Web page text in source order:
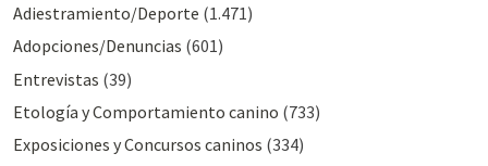
Adiestramiento/Deporte (1.471)
Adopciones/Denuncias (601)
Entrevistas (39)
Etología y Comportamiento canino (733)
Exposiciones y Concursos caninos (334)